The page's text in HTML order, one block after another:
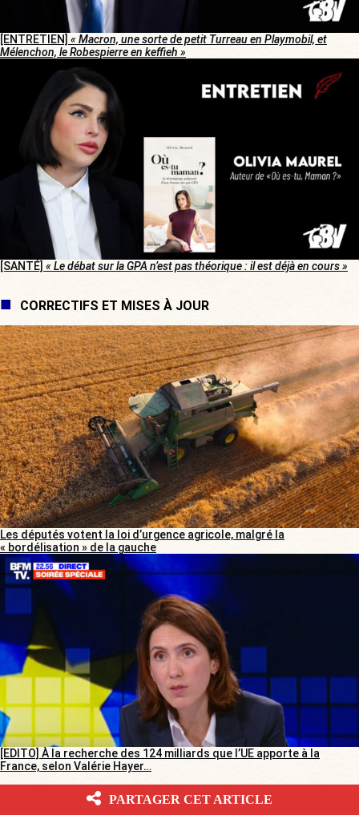
[ENTRETIEN] « Macron, une sorte de petit Turreau en Playmobil, et
Mélenchon, le Robespierre en keffieh »
[SANTÉ] « Le débat sur la GPA n’est pas théorique : il est déjà en cours »
CORRECTIFS ET MISES À JOUR
Les députés votent la loi d’urgence agricole, malgré la
« bordélisation » de la gauche
[EDITO] À la recherche des 124 milliards que l’UE apporte à la
France, selon Valérie Hayer…
ÉVÉNEMENT BOULEVARD VOLTAIRE
PARTAGER CET ARTICLE